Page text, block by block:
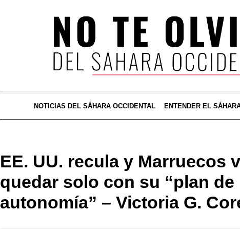
NOTICIAS DEL SÁHARA OCCIDENTAL ENTENDER EL
EE. UU. recula y Marruecos
quedar solo con su “plan de
autonomía” – Victoria G.